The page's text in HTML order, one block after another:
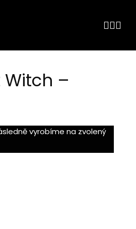
–
vyrobíme na zvolený